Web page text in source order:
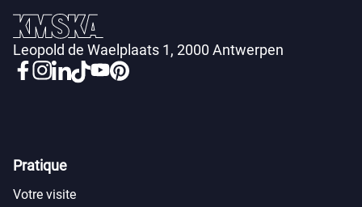
Leopold de Waelplaats 1, 2000 Antwerpen
Pratique
Votre visite